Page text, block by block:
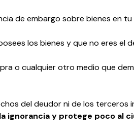
de embargo sobre bienes en tu
los bienes y que no eres el
o cualquier otro medio que
del deudor ni de los terceros
ignorancia y protege poco al